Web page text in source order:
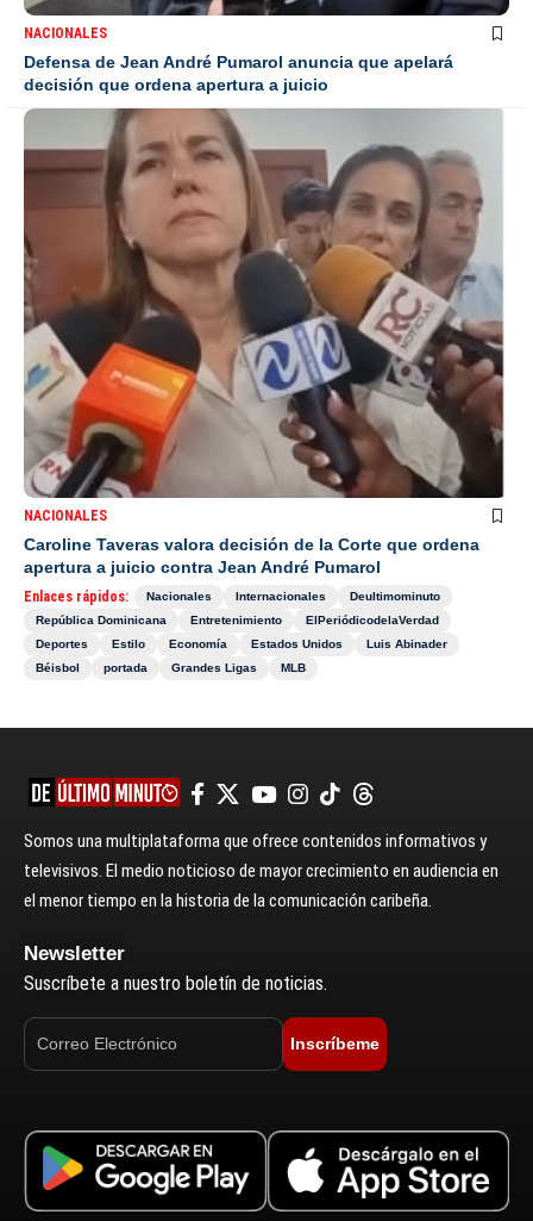
NACIONALES
Defensa de Jean André Pumarol anuncia que apelará
decisión que ordena apertura a juicio
NACIONALES
Caroline Taveras valora decisión de la Corte que ordena
apertura a juicio contra Jean André Pumarol
Enlaces rápidos: Nacionales Internacionales
Deultimominuto
República Dominicana
Entretenimiento
ElPeriódicodelaVerdad
Deportes
Estilo Economía Estados Unidos
Luis Abinader
Béisbol
portada Grandes Ligas MLB
Somos una multiplataforma que ofrece contenidos informativos y
televisivos. El medio noticioso de mayor crecimiento en audiencia en
el menor tiempo en la historia de la comunicación caribeña.
Newsletter
Suscríbete a nuestro boletín de noticias.
Inscríbeme